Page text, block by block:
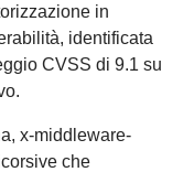
in
identificata
CVSS di 9.1 su
x-middleware-
che